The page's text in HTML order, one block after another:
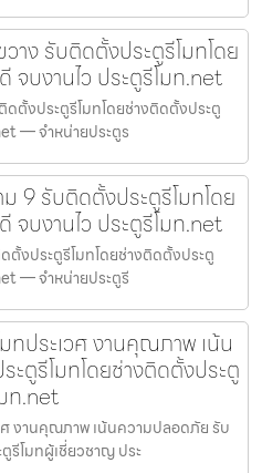
าง รับติดตั้งประตูรีโมทโดย
จบงานไว ประตูรีโมท.net
ตั้งประตูรีโมทโดยช่างติดตั้งประตู
— จำหน่ายประตูร
9 รับติดตั้งประตูรีโมทโดย
จบงานไว ประตูรีโมท.net
ตั้งประตูรีโมทโดยช่างติดตั้งประตู
— จำหน่ายประตูรี
ทประเวศ งานคุณภาพ เน้น
ตูรีโมทโดยช่างติดตั้งประตู
ท.net
ศ งานคุณภาพ เน้นความปลอดภัย รับ
รีโมทผู้เชี่ยวชาญ ประ